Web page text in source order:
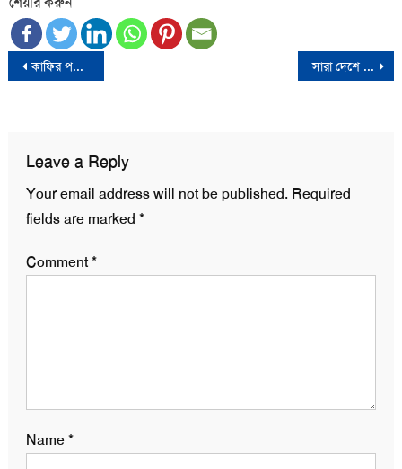
Post
কাফির পরিবারের পাশে সেনাবাহিনী, উপজেলা প্রশাসন, বিএনপির নেতৃবৃন্দ ও গণমাধ্যম কর্মীরা সারা দেশে ৮ শতাধিক আয়নাঘর ছিল : শফিকুল আলমI’m
Leave a Reply
Your email address will not be published. Required
fields are marked *
Comment*
Name*